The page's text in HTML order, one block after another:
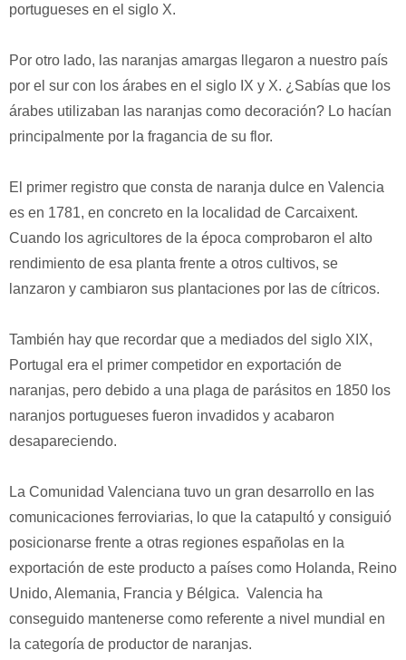
portugueses en el siglo X.
Por otro lado, las naranjas amargas llegaron a nuestro país
por el sur con los árabes en el siglo IX y X. ¿Sabías que los
árabes utilizaban las naranjas como decoración? Lo hacían
principalmente por la fragancia de su flor.
El primer registro que consta de naranja dulce en Valencia
es en 1781, en concreto en la localidad de Carcaixent.
Cuando los agricultores de la época comprobaron el alto
rendimiento de esa planta frente a otros cultivos, se
lanzaron y cambiaron sus plantaciones por las de cítricos.
También hay que recordar que a mediados del siglo XIX,
Portugal era el primer competidor en exportación de
naranjas, pero debido a una plaga de parásitos en 1850 los
naranjos portugueses fueron invadidos y acabaron
desapareciendo.
La Comunidad Valenciana tuvo un gran desarrollo en las
comunicaciones ferroviarias, lo que la catapultó y consiguió
posicionarse frente a otras regiones españolas en la
exportación de este producto a países como Holanda, Reino
Unido, Alemania, Francia y Bélgica. Valencia ha
conseguido mantenerse como referente a nivel mundial en
la categoría de productor de naranjas.